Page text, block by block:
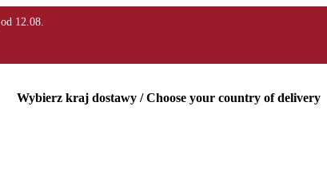
Wybierz kraj dostawy / Choose your country of delivery